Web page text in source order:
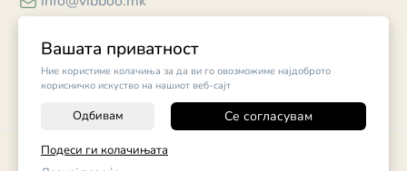
Вашата приватност
Ние користиме колачиња за да ви го овозможиме најдоброто
корисничко искуство на нашиот веб-сајт
Одбивам Се согласувам
Подеси ги колачињата
+
©2026